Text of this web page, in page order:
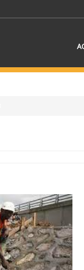
SÉLECTIONNEZ